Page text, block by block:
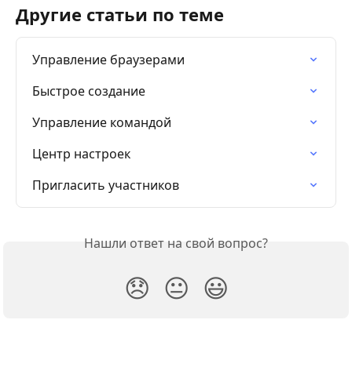
Другие статьи по теме
Управление браузерами
Быстрое создание
Управление командой
Центр настроек
Пригласить участников
Нашли ответ на свой вопрос?
😞 😐 😃